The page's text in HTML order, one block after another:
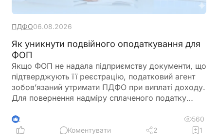
ПДФО06.08.2026
Як уникнути подвійного оподаткування для
ФОП
Якщо ФОП не надала підприємству документи, що
підтверджують її реєстрацію, податковий агент
зобов’язаний утримати ПДФО при виплаті доходу.
Для повернення надміру сплаченого податку
доходи, де відображає отриманий дохід та
утриманий податок. Податкова служба, після
2
560
Коментувати
2 1